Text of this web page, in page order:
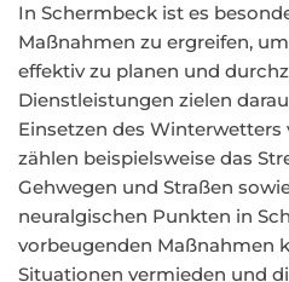
In Schermbeck ist es
Maßnahmen zu ergreifen,
effektiv zu planen und
Dienstleistungen zielen
Einsetzen des Winterwetters
zählen beispielsweise das
Gehwegen und Straßen
neuralgischen Punkten in
vorbeugenden Maßnahmen
Situationen vermieden und